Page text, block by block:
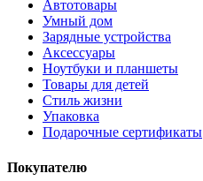
Автотовары
Умный дом
Зарядные устройства
Аксессуары
Ноутбуки и планшеты
Товары для детей
Стиль жизни
Упаковка
Подарочные сертификаты
Покупателю